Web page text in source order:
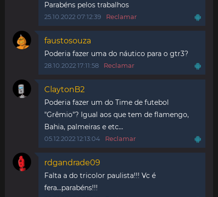
Parabéns pelos trabalhos
25.10.2022 07:12:39 Reclamar
faustosouza
Poderia fazer uma do náutico para o gtr3?
28.10.2022 17:11:58 Reclamar
ClaytonB2
Poderia fazer um do Time de futebol
"Grêmio"? Igual aos que tem de flamengo,
Bahia, palmeiras e etc...
05.12.2022 12:13:04 Reclamar
rdgandrade09
Falta a do tricolor paulista!!! Vc é
fera...parabéns!!!